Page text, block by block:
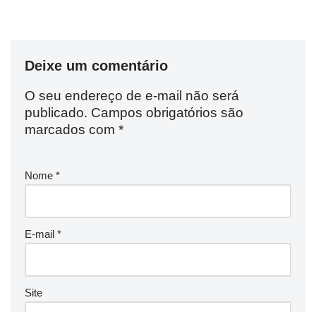
Deixe um comentário
O seu endereço de e-mail não será
publicado. Campos obrigatórios são
marcados com *
Nome *
E-mail *
Site